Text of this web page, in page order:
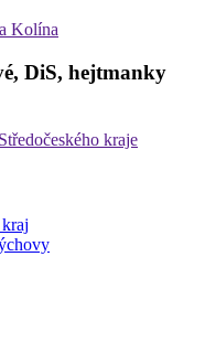
DiS, hejtmanky